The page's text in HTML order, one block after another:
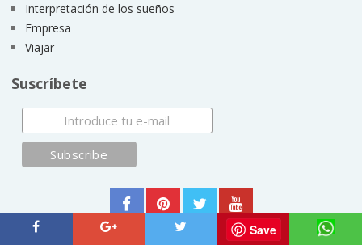
Interpretación de los sueños
Empresa
Viajar
Suscríbete
Save